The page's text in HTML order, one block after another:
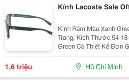
Kính Lacoste Sale
Kính Râm Màu Xanh
Trang, Kích Thước 54-18-140 Mm Kính
Green Có Thiết Kế Đơn
Ngày Khi Đi Chơi, Đi Du
1,6 triệu Hồ Chí Minh